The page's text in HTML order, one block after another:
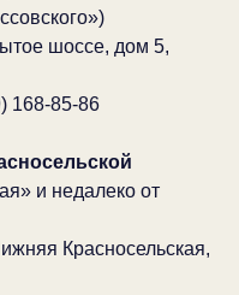
шоссе, дом 5,
168-85-86
и недалеко от
Красносельская,